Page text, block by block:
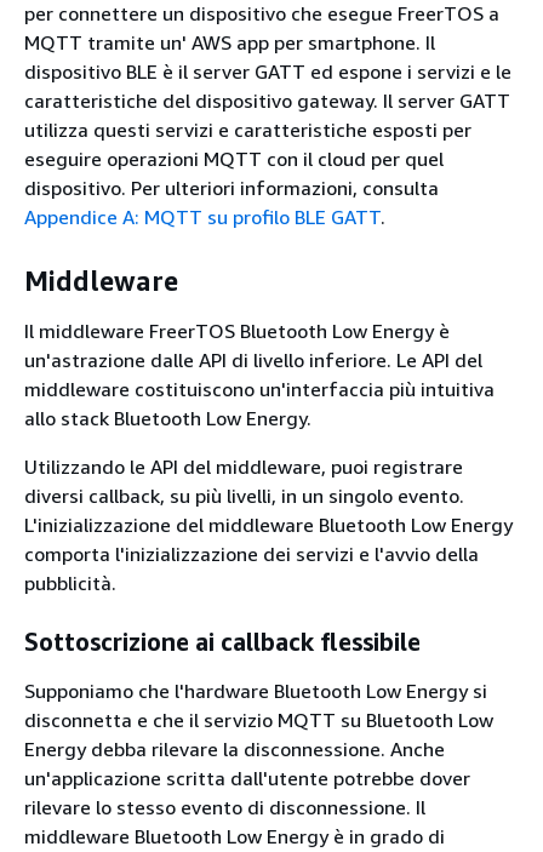
per connettere un dispositivo che esegue FreerTOS a
MQTT tramite un' AWS app per smartphone. Il
dispositivo BLE è il server GATT ed espone i servizi e le
caratteristiche del dispositivo gateway. Il server GATT
utilizza questi servizi e caratteristiche esposti per
eseguire operazioni MQTT con il cloud per quel
dispositivo. Per ulteriori informazioni, consulta
Appendice A: MQTT su profilo BLE GATT.
Middleware
Il middleware FreerTOS Bluetooth Low Energy è
un'astrazione dalle API di livello inferiore. Le API del
middleware costituiscono un'interfaccia più intuitiva
allo stack Bluetooth Low Energy.
Utilizzando le API del middleware, puoi registrare
diversi callback, su più livelli, in un singolo evento.
L'inizializzazione del middleware Bluetooth Low Energy
comporta l'inizializzazione dei servizi e l'avvio della
pubblicità.
Sottoscrizione ai callback flessibile
Supponiamo che l'hardware Bluetooth Low Energy si
disconnetta e che il servizio MQTT su Bluetooth Low
Energy debba rilevare la disconnessione. Anche
un'applicazione scritta dall'utente potrebbe dover
rilevare lo stesso evento di disconnessione. Il
middleware Bluetooth Low Energy è in grado di